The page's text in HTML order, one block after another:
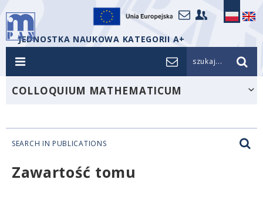
JEDNOSTKA NAUKOWA KATEGORII A+
szukaj...
COLLOQUIUM MATHEMATICUM
SEARCH IN PUBLICATIONS
Zawartość tomu